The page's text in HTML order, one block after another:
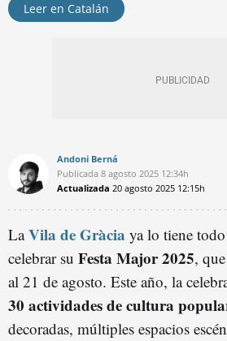
Leer en Catalán
Andoni Berná
Publicada 8 agosto 2025 12:34h
Actualizada 20 agosto 2025 12:15h
LaVila de Gràcia ya lo tiene
celebrar su Festa Major 2025,
al 21 de agosto. Este año, la
30 actividades de cultura
decoradas, múltiples espacios